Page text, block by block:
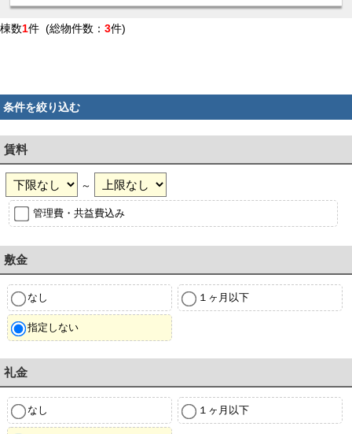
棟数1件 (総物件数： 3件)
条件を絞り込む
賃料
～
管理費・共益費込み
敷金
なし １ヶ月以下
指定しない
礼金
なし １ヶ月以下